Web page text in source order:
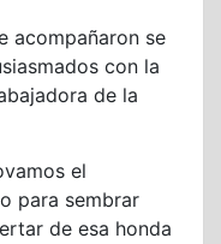
acompañaron se
con la
de la
el
para sembrar
de esa honda